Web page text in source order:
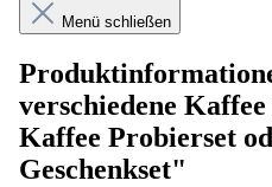
Menü schließen
verschiedene
Kaffee Probierset
Geschenkset"